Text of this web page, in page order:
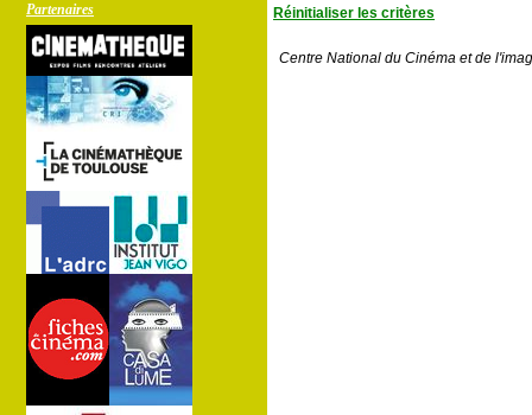
Partenaires
Réinitialiser les critères
Centre National du Cinéma et de